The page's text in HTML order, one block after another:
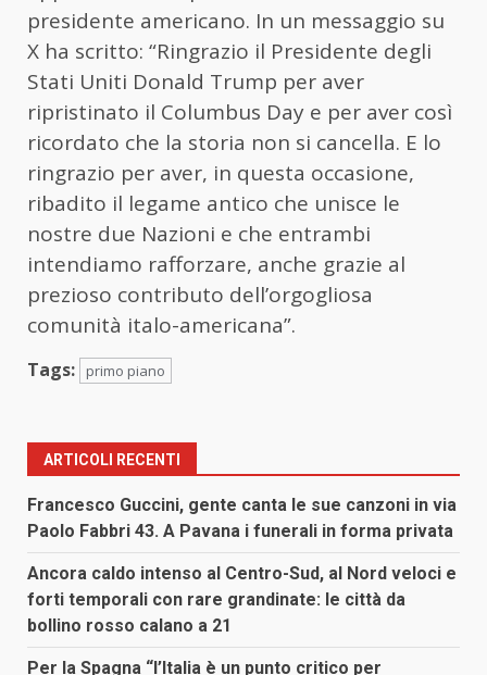
presidente americano. In un messaggio su
X ha scritto: “Ringrazio il Presidente degli
Stati Uniti Donald Trump per aver
ripristinato il Columbus Day e per aver così
ricordato che la storia non si cancella. E lo
ringrazio per aver, in questa occasione,
ribadito il legame antico che unisce le
nostre due Nazioni e che entrambi
intendiamo rafforzare, anche grazie al
prezioso contributo dell’orgogliosa
comunità italo-americana”.
Tags: primo piano
ARTICOLI RECENTI
Francesco Guccini, gente canta le sue canzoni in via
Paolo Fabbri 43. A Pavana i funerali in forma privata
Ancora caldo intenso al Centro-Sud, al Nord veloci e
forti temporali con rare grandinate: le città da
bollino rosso calano a 21
Per la Spagna “l’Italia è un punto critico per